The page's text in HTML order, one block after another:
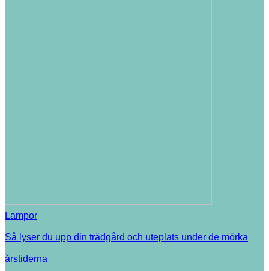
Lampor
Så lyser du upp din trädgård och uteplats under de mörka
årstiderna